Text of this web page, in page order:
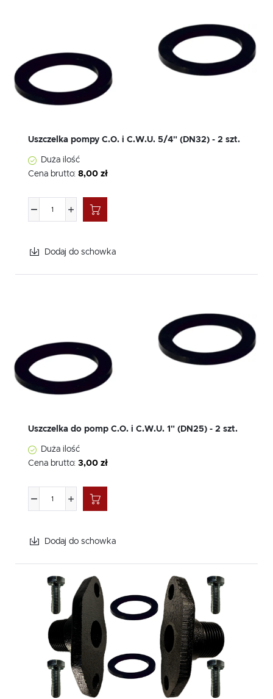
Uszczelka pompy C.O. i C.W.U. 5/4" (DN32) - 2 szt.
Duża ilość
Cena brutto: 8,00 zł
Dodaj do schowka
Uszczelka do pomp C.O. i C.W.U. 1" (DN25) - 2 szt.
Duża ilość
Cena brutto: 3,00 zł
Dodaj do schowka